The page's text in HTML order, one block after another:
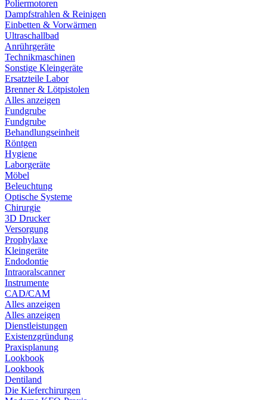
Poliermotoren
Dampfstrahlen & Reinigen
Einbetten & Vorwärmen
Ultraschallbad
Anrührgeräte
Technikmaschinen
Sonstige Kleingeräte
Ersatzteile Labor
Brenner & Lötpistolen
Alles anzeigen
Fundgrube
Fundgrube
Behandlungseinheit
Röntgen
Hygiene
Laborgeräte
Möbel
Beleuchtung
Optische Systeme
Chirurgie
3D Drucker
Versorgung
Prophylaxe
Kleingeräte
Endodontie
Intraoralscanner
Instrumente
CAD/CAM
Alles anzeigen
Alles anzeigen
Dienstleistungen
Existenzgründung
Praxisplanung
Lookbook
Lookbook
Dentiland
Die Kieferchirurgen